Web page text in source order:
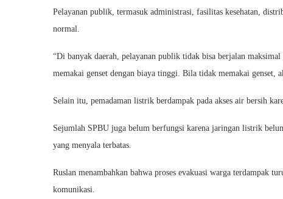
Pelayanan publik, termasuk administrasi, fasilitas kesehatan,
normal.
“Di banyak daerah, pelayanan publik tidak bisa berjalan
memakai genset dengan biaya tinggi. Bila tidak memakai genset,
Selain itu, pemadaman listrik berdampak pada akses air bersih
Sejumlah SPBU juga belum berfungsi karena jaringan listrik
yang menyala terbatas.
Ruslan menambahkan bahwa proses evakuasi warga terdampak
komunikasi.